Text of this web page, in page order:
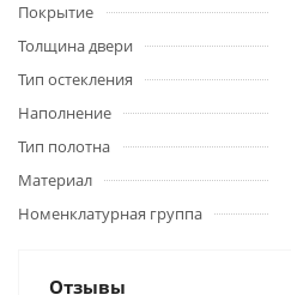
Покрытие
Толщина двери
Тип остекления
Наполнение
Тип полотна
Материал
Номенклатурная группа
Отзывы